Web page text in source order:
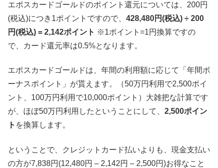
エポスカードゴールドのポイント還元については、200円
(税込)につき1ポイントですので、 428,480円(税込) ÷ 200
円(税込) = 2,142ポイント ※1ポイント=1円換算ですの
で、カード還元率は0.5%となります。
エポスカードゴールドは、年間の利用額に応じて「年間ボ
ーナスポイント」が貰えます。（50万円利用で2,500ポイ
ント、100万円利用で10,000ポイント）大雑把な計算です
が、ほぼ50万円利用したということにして、 2,500ポイン
ト を換算します。
ということで、クレジットカード払いよりも、現金支払い
の方が7,838円(12,480円 – 2,142円 – 2,500円)お得なこと